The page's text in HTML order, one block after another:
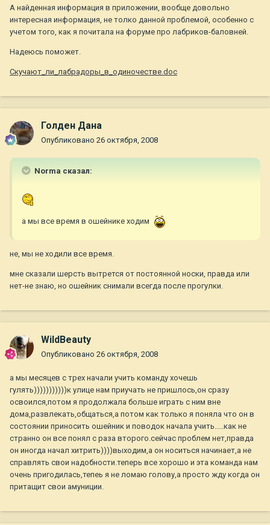
А найденная информация в приложении, вообще довольно
интересная информация, не толко данной проблемой, особенно с
учетом того, как я почитала на форуме про лабриков-баловней.
Надеюсь поможет.
Скучают_ли_лабрадоры_в_одиночестве.doc
Голден Дана
Опубликовано 26 октября, 2008
Norma сказал:
а мы все время в ошейнике ходим
не, мы не ходили все время.
мне сказали шерсть вытрется от постоянной носки, правда или
нет-не знаю, но ошейник снимали всегда после прогулки.
WildBeauty
Опубликовано 26 октября, 2008
а мы месяцев с трех начали учить команду хочешь
гулять)))))))))))к улице нам приучать не пришлось,он сразу
освоился,потом я продолжала больше играть с ним вне
дома,развлекать,общаться,а потом как только я поняла что он в
состоянии приносить ошейник и поводок начала учить.....как не
странно он все понял с раза второго.сейчас проблем нет,правда
он иногда начал хитрить))))выходим,а он носиться начинает,а не
справлять свои надобности.теперь все хорошо и эта команда нам
очень пригодилась,тепеь я не ломаю голову,а просто жду когда он
притащит свои амуниции.